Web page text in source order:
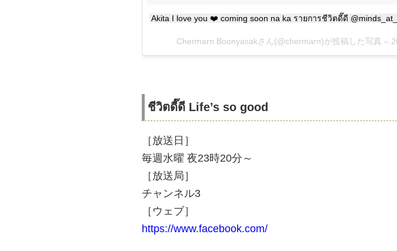
Akita I love you ❤️ coming soon na ka รายการชีวิตดี๊ดี
Chermarn Boonyasakさん(@chermarn)が投稿した写真 –
ชีวิตดี๊ดี Life’s so good
［放送日］
毎週水曜 夜23時20分～
［放送局］
チャンネル3
［ウェブ］
https://www.facebook.com/